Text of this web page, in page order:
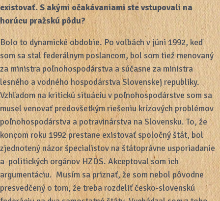
existovať. S akými očakávaniami ste vstupovali na
horúcu pražskú pôdu?
Bolo to dynamické obdobie. Po voľbách v júni 1992, keď
som sa stal federálnym poslancom, bol som tiež menovaný
za ministra poľnohospodárstva a súčasne za ministra
lesného a vodného hospodárstva Slovenskej republiky.
Vzhľadom na kritickú situáciu v poľnohospodárstve som sa
musel venovať predovšetkým riešeniu krízových problémov
poľnohospodárstva a potravinárstva na Slovensku. To, že
koncom roku 1992 prestane existovať spoločný štát, bol
zjednotený názor špecialistov na štátoprávne usporiadanie
a politických orgánov HZDS. Akceptoval som ich
argumentáciu. Musím sa priznať, že som nebol pôvodne
presvedčený o tom, že treba rozdeliť česko-slovenskú